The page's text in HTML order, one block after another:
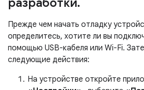
разработки.
Прежде чем начать отладку
определитесь, хотите ли вы
помощью USB-кабеля или Wi-Fi.
следующие действия:
На устройстве откройте